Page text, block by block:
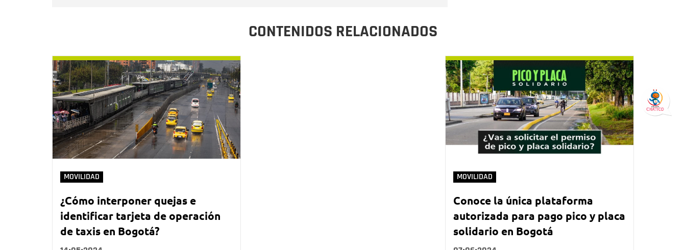
CONTENIDOS RELACIONADOS
MOVILIDAD
¿Cómo interponer quejas e
identificar tarjeta de operación
de taxis en Bogotá?
MOVILIDAD
Conoce la única plataforma
autorizada para pago pico y placa
solidario en Bogotá